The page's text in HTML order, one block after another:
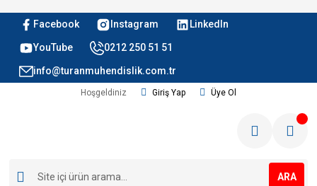
Facebook Instagram LinkedIn
YouTube 0212 250 51 51
info@turanmuhendislik.com.tr
Hoşgeldiniz Giriş Yap Üye Ol
ARA